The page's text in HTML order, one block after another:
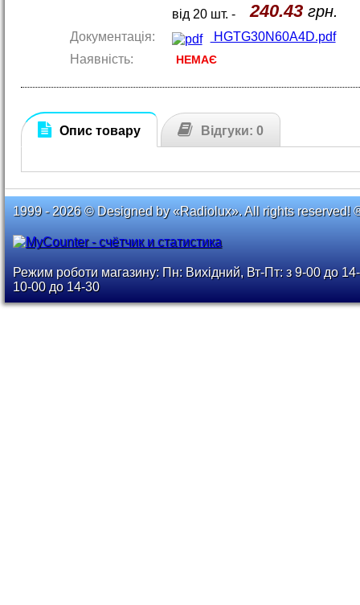
від 20 шт. - 240.43грн.
Документація:
HGTG30N60A4D.pdf
Наявність:
НЕМАЄ
Опис товару Відгуки: 0
1999 - 2026 © Designed by «Radiolux». All rights reserved!
Режим роботи магазину: Пн: Вихідний, Вт-Пт: з 9-00 до
10-00 до 14-30